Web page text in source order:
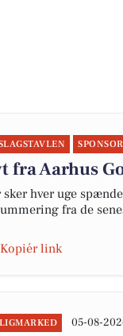
fra Aarhus
sker hver uge
fra de
Kopiér link
05-08-